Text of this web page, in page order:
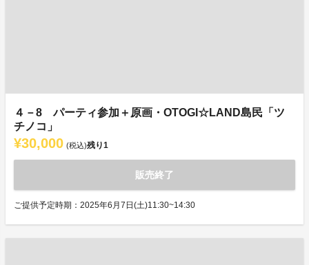
４－8 パーティ参加＋原画・OTOGI☆LAND島民「ツ
チノコ」
¥30,000 (税込)残り1
販売終了
ご提供予定時期：2025年6月7日(土)11:30~14:30